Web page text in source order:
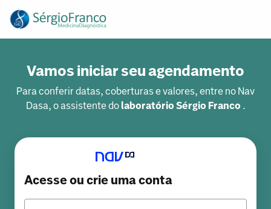
Vamos iniciar seu agendamento
Para conferir datas, coberturas e valores, entre no Nav
Dasa, o assistente dolaboratório Sérgio Franco .
Acesse ou crie uma conta